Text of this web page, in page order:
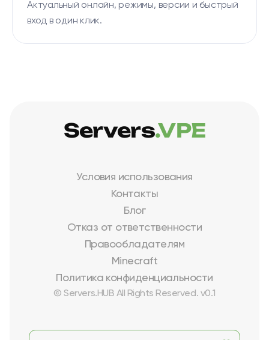
Актуальный онлайн, режимы, версии и быстрый
вход в один клик.
Условия использования
Контакты
Блог
Отказ от ответственности
Правообладателям
Minecraft
Политика конфиденциальности
© Servers.HUB All Rights Reserved. v0.1
Servers.VPE